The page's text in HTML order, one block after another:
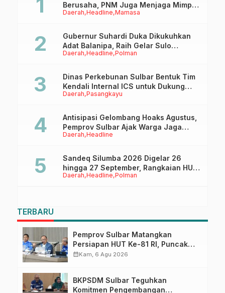
Daerah Headline Mamasa
Berusaha, PNM Juga Menjaga Mimpi
Anaknya Untuk Menggapai Cita-Cita
Daerah Headline Polman
Gubernur Suhardi Duka Dikukuhkan
Adat Balanipa, Raih Gelar Sulo
Tappidena
Daerah Pasangkayu
Dinas Perkebunan Sulbar Bentuk Tim
Kendali Internal ICS untuk Dukung
Sertifikasi ISPO Pekebun di
Daerah Headline
Antisipasi Gelombang Hoaks Agustus,
Pemprov Sulbar Ajak Warga Jaga
Ruang Digital
Daerah Headline Polman
Sandeq Silumba 2026 Digelar 26
hingga 27 September, Rangkaian HUT
Sulbar
TERBARU
Pemprov Sulbar Matangkan
Persiapan HUT Ke-81 RI, Puncak
Upacara di Lapangan Ahmad
calendar_monthKam, 6 Agu 2026
BKPSDM Sulbar Teguhkan
Komitmen Pengembangan